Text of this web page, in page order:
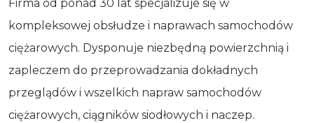
Firma od ponad 30 lat specjalizuje się w
kompleksowej obsłudze i naprawach samochodów
ciężarowych. Dysponuje niezbędną powierzchnią i
zapleczem do przeprowadzania dokładnych
przeglądów i wszelkich napraw samochodów
ciężarowych, ciągników siodłowych i naczep.